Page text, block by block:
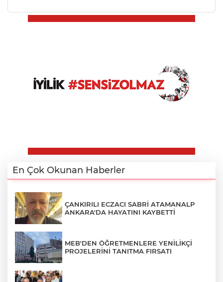
En Çok Okunan Haberler
ÇANKIRILI ECZACI SABRİ ATAMANALP
ANKARA'DA HAYATINI KAYBETTİ
MEB'DEN ÖĞRETMENLERE YENİLİKÇİ
PROJELERİNİ TANITMA FIRSATI